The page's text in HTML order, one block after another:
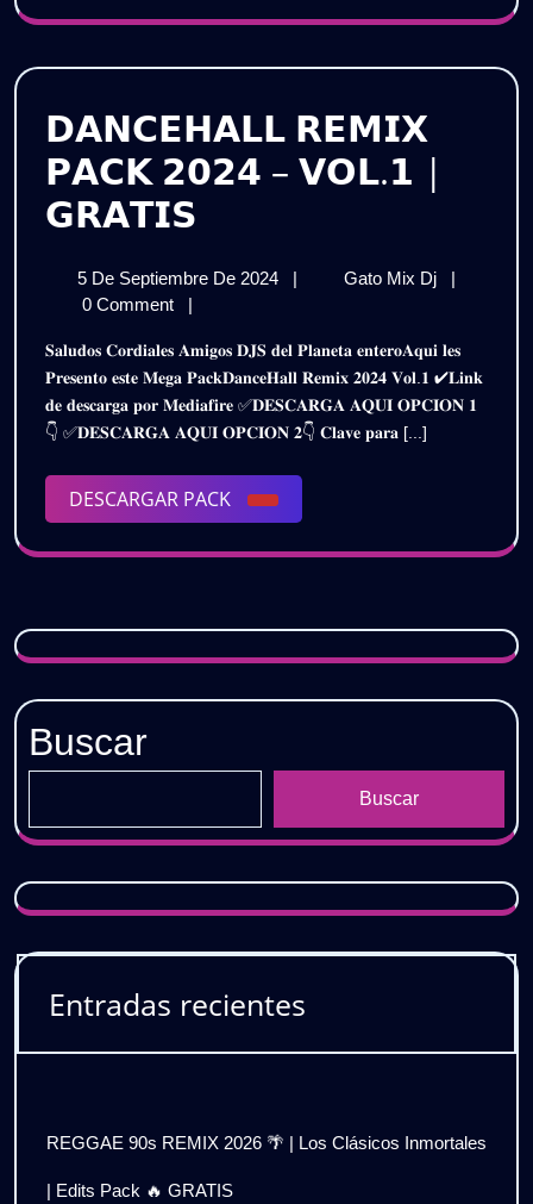
𝗗𝗔𝗡𝗖𝗘𝗛𝗔𝗟𝗟 𝗥𝗘𝗠𝗜𝗫
𝗣𝗔𝗖𝗞 𝟮𝟬𝟮𝟰 – 𝗩𝗢𝗟.𝟭 |
𝗚𝗥𝗔𝗧𝗜𝗦
𝗣𝗔𝗖𝗞
𝟮𝟬𝟮𝟰
–
𝗩𝗢𝗟.𝟭
|
𝗚𝗥𝗔𝗧𝗜𝗦
5 De Septiembre De 2024
De
2024
| Gato Mix Dj
𝟮𝟬𝟮𝟰
–
𝗩𝗢𝗟.𝟭
|
0 Comment
|
𝐒𝐚𝐥𝐮𝐝𝐨𝐬 𝐂𝐨𝐫𝐝𝐢𝐚𝐥𝐞𝐬 𝐀𝐦𝐢𝐠𝐨𝐬 𝐃𝐉𝐒 𝐝𝐞𝐥 𝐏𝐥𝐚𝐧𝐞𝐭𝐚 𝐞𝐧𝐭𝐞𝐫𝐨𝐀𝐪𝐮𝐢 𝐥𝐞𝐬
𝐏𝐫𝐞𝐬𝐞𝐧𝐭𝐨 𝐞𝐬𝐭𝐞 𝐌𝐞𝐠𝐚 𝐏𝐚𝐜𝐤𝐃𝐚𝐧𝐜𝐞𝐇𝐚𝐥𝐥 𝐑𝐞𝐦𝐢𝐱 𝟐𝟎𝟐𝟒 𝐕𝐨𝐥.𝟏 ✔𝐋𝐢𝐧𝐤
𝐝𝐞 𝐝𝐞𝐬𝐜𝐚𝐫𝐠𝐚 𝐩𝐨𝐫 𝐌𝐞𝐝𝐢𝐚𝐟𝐢𝐫𝐞 ✅𝐃𝐄𝐒𝐂𝐀𝐑𝐆𝐀 𝐀𝐐𝐔𝐈 𝐎𝐏𝐂𝐈𝐎𝐍 𝟏
👇 ✅𝐃𝐄𝐒𝐂𝐀𝐑𝐆𝐀 𝐀𝐐𝐔𝐈 𝐎𝐏𝐂𝐈𝐎𝐍 𝟐👇 𝐂𝐥𝐚𝐯𝐞 𝐩𝐚𝐫𝐚 [...]
DESCARGAR PACK
DESCARGAR
PACK
Buscar
Buscar
Entradas recientes
REGGAE 90s REMIX 2026 🌴 | Los Clásicos Inmortales
| Edits Pack 🔥 GRATIS